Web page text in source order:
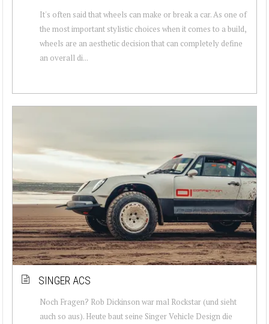
It's often said that wheels can make or break a car. As one of
the most important stylistic choices when it comes to a build,
wheels are an aesthetic decision that can completely define
an overall di...
SINGER ACS
Noch Fragen? Rob Dickinson war mal Rockstar (und sieht
auch so aus). Heute baut seine Singer Vehicle Design die